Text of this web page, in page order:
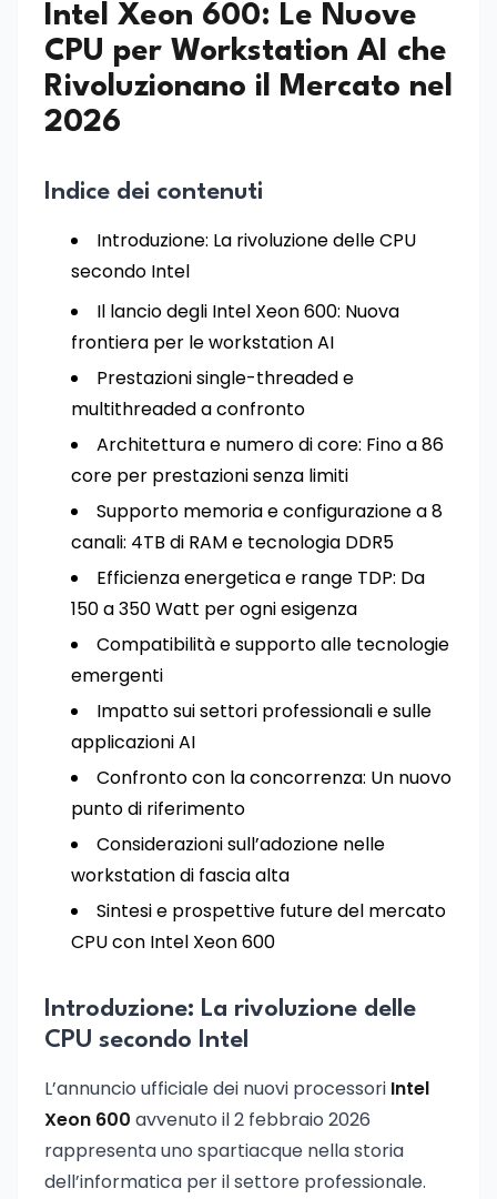
Intel Xeon 600: Le Nuove
CPU per Workstation AI che
Rivoluzionano il Mercato nel
2026
Indice dei contenuti
Introduzione: La rivoluzione delle CPU
secondo Intel
Il lancio degli Intel Xeon 600: Nuova
frontiera per le workstation AI
Prestazioni single-threaded e
multithreaded a confronto
Architettura e numero di core: Fino a 86
core per prestazioni senza limiti
Supporto memoria e configurazione a 8
canali: 4TB di RAM e tecnologia DDR5
Efficienza energetica e range TDP: Da
150 a 350 Watt per ogni esigenza
Compatibilità e supporto alle tecnologie
emergenti
Impatto sui settori professionali e sulle
applicazioni AI
Confronto con la concorrenza: Un nuovo
punto di riferimento
Considerazioni sull’adozione nelle
workstation di fascia alta
Sintesi e prospettive future del mercato
CPU con Intel Xeon 600
Introduzione: La rivoluzione delle
CPU secondo Intel
L’annuncio ufficiale dei nuovi processori Intel
Xeon 600 avvenuto il 2 febbraio 2026
rappresenta uno spartiacque nella storia
dell’informatica per il settore professionale.